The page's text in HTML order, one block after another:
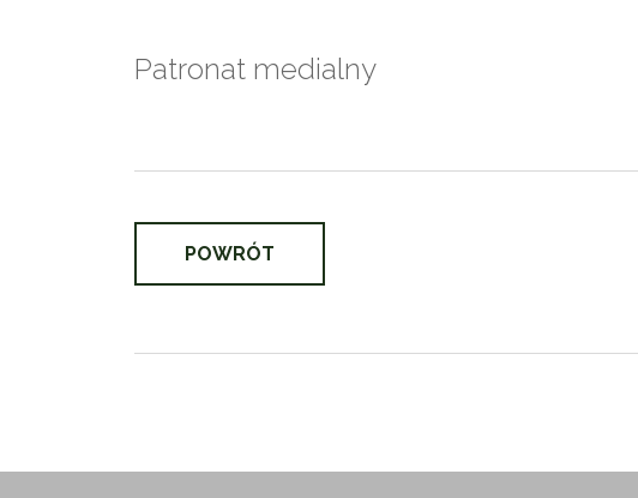
Patronat medialny
POWRÓT